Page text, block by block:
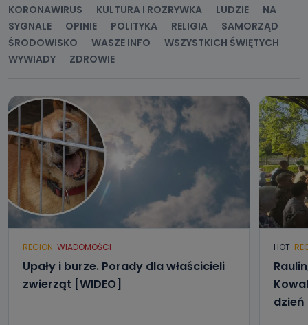
oraz partnerzy wspomagający administratora w jego
biznesowej działalności.
Jak skontaktować się z inspektorem
danych osobowych?
KORONAWIRUS KULTURA I ROZRYWKA LUDZIE
NA
SYGNALE
OPINIE POLITYKA RELIGIA
SAMORZĄD
ŚRODOWISKO
WASZE INFO
WSZYSTKICH ŚWIĘTYCH
WYWIADY
ZDROWIE
REGION WIADOMOŚCI
Upały i burze. Porady dla właścicieli
zwierząt [WIDEO]
HOT
dzień